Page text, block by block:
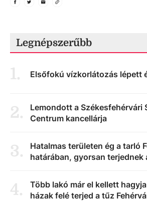
Legnépszerűbb
1. Elsőfokú vízkorlátozás lépett
2.
Lemondott a Székesfehérvári
Centrum kancellárja
3.
Hatalmas területen ég a tarló
határában, gyorsan terjednek
4.
Több lakó már el kellett
házak felé terjed a tűz